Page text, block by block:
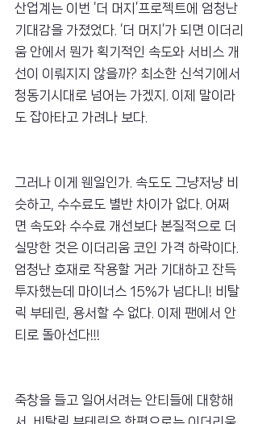
산업계는 이번 ‘더 머지’프로젝트에 엄청난
기대감을 가졌었다. ‘더 머지’가 되면 이더리
움 안에서 뭔가 획기적인 속도와 서비스 개
선이 이뤄지지 않을까? 최소한 신석기에서
청동기시대로 넘어는 가겠지. 이제 말이라
도 잡아타고 가려나 보다.
그러나 이게 웬일인가. 속도도 그냥저냥 비
슷하고, 수수료도 별반 차이가 없다. 어쩌
면 속도와 수수료 개선보다 본질적으로 더
실망한 것은 이더리움 코인 가격 하락이다.
엄청난 호재로 작용할 거라 기대하고 잔득
투자했는데 마이너스 15%가 넘다니! 비탈
릭 부테린, 용서할 수 없다. 이제 팬에서 안
티로 돌아선다!!!
죽창을 들고 일어서려는 안티들에 대항해